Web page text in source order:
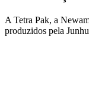
A Tetra Pak, a
produzidos pela